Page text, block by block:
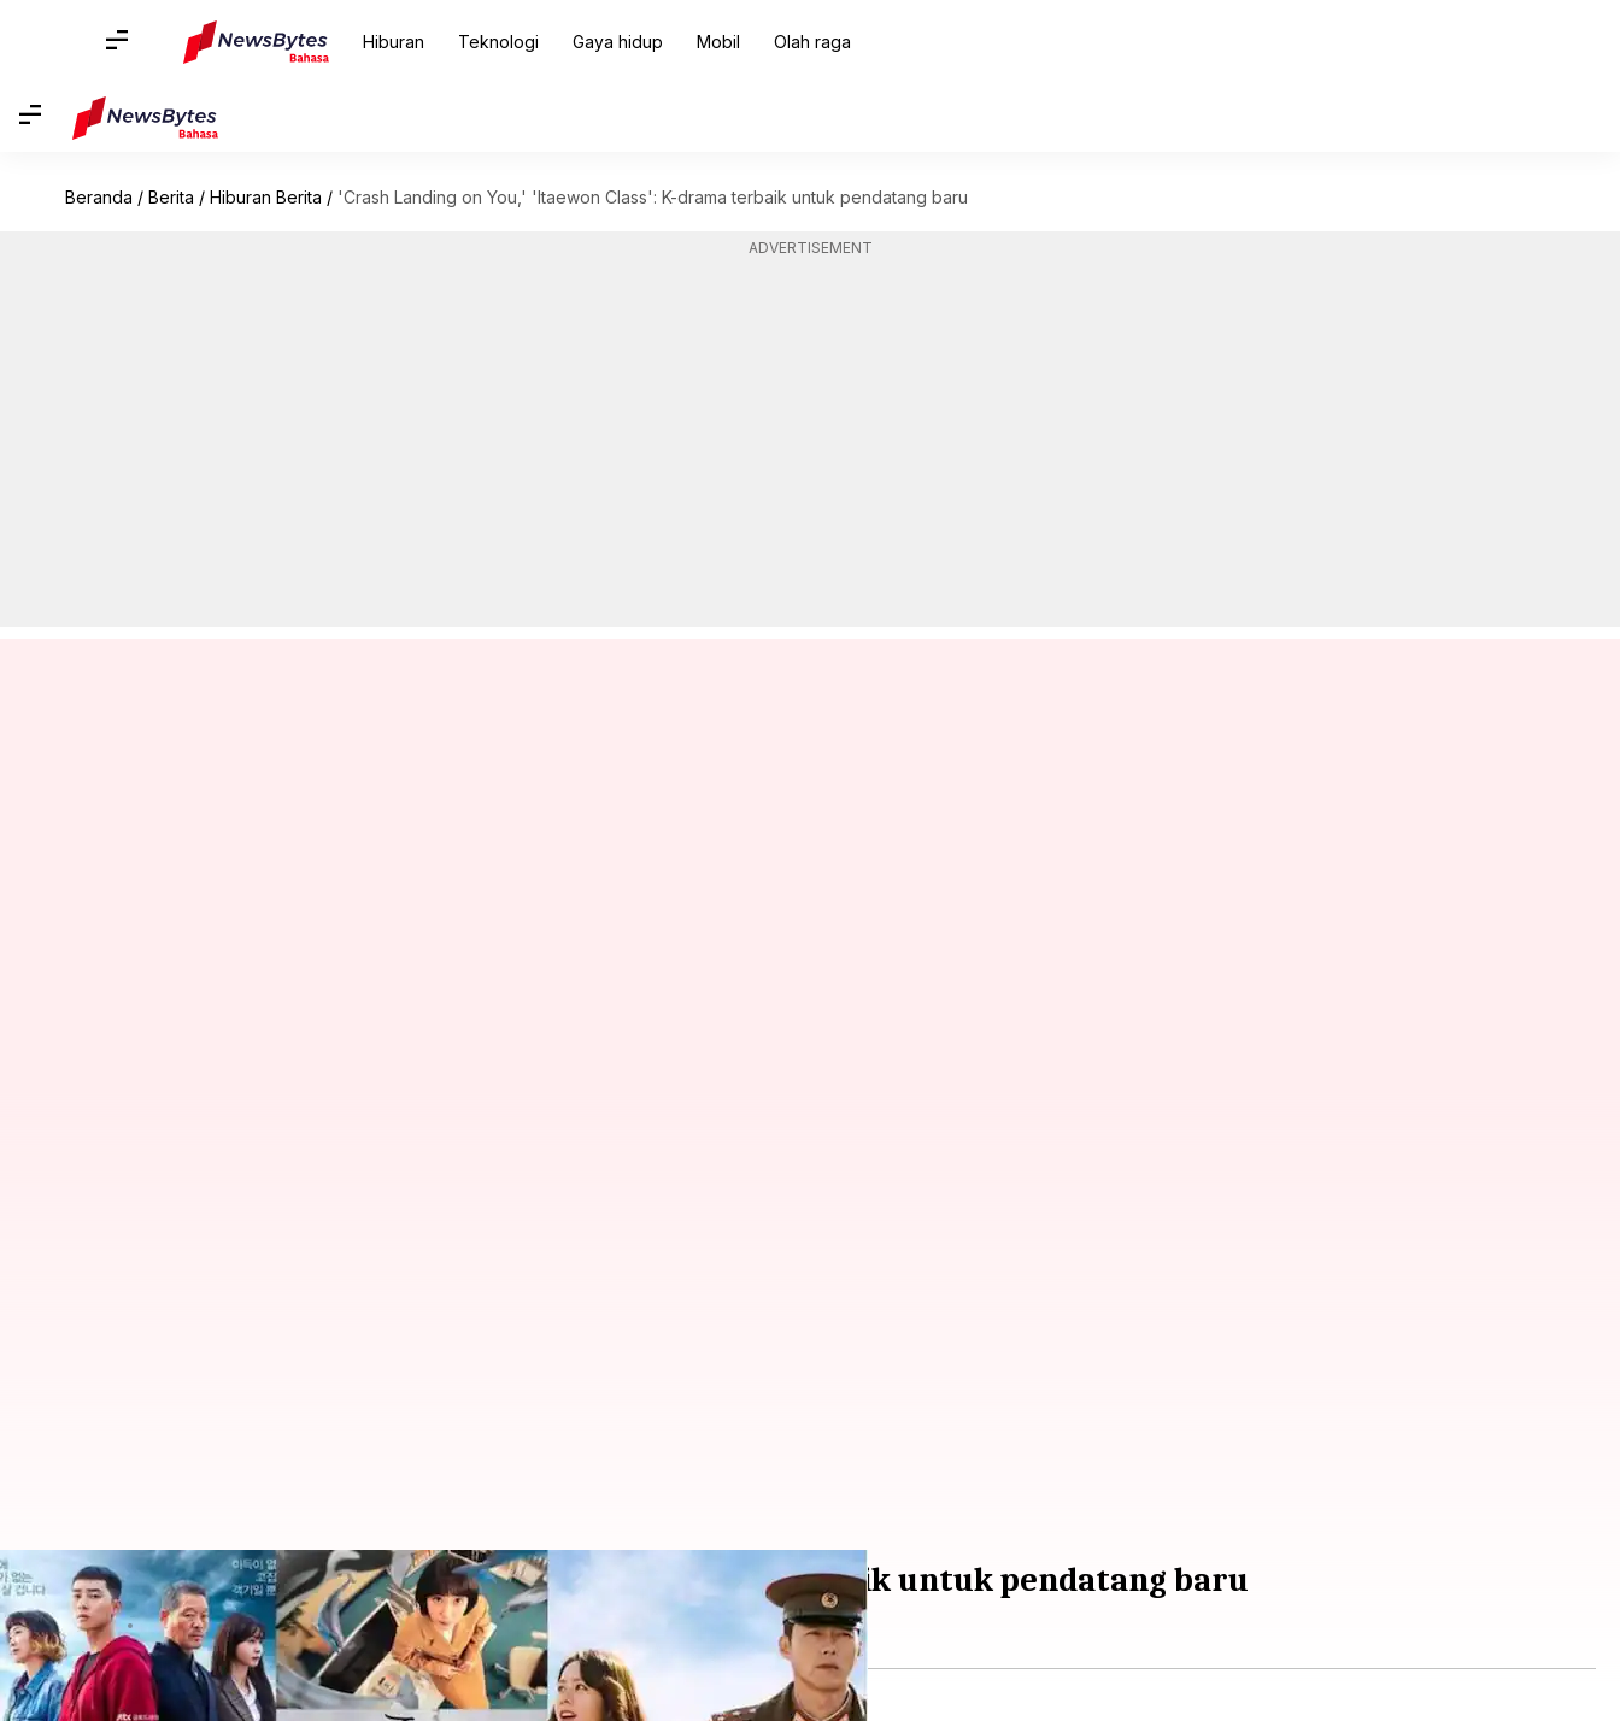
Hiburan Teknologi Gaya hidup Mobil Olah raga
Beranda / Berita / Hiburan Berita / 'Crash Landing on You,' 'Itaewon Class': K-drama terbaik untuk pendatang baru
ADVERTISEMENT
'Crash Landing on You,' 'Itaewon Class': K-drama terbaik untuk pendatang baru
menulis Bob Sep 26, 2023 12:35 pm
Apa ceritanya